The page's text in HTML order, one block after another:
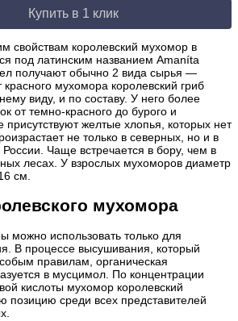
Купить в 1 клик
свойствам королевский мухомор в
под латинским названием Amaníta
получают обычно 2 вида сырья —
мухомора королевский гриб
виду, и по составу. У него более
от темно-красного до бурого и
присутствуют желтые хлопья, которых нет
не только в северных, но и в
Чаще встречается в бору, чем в
лесах. У взрослых мухоморов диаметр
см.
мухомора
можно использовать только для
В процессе высушивания, который
правилам, органическая
в мусцимол. По концентрации
кислоты мухомор королевский
среди всех представителей